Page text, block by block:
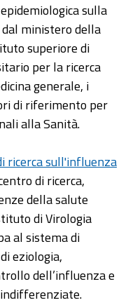
sulla
ministero della
superiore di
per la ricerca
generale, i
di riferimento per
alla Sanità.
ricerca sull'influenza
di ricerca,
della salute
di Virologia
al sistema di
eziologia,
dell’influenza e